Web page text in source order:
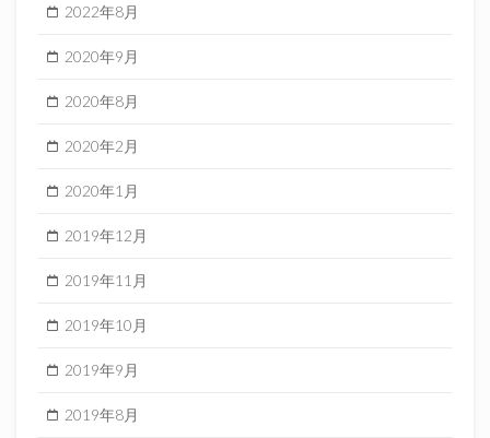
2022年8月
2020年9月
2020年8月
2020年2月
2020年1月
2019年12月
2019年11月
2019年10月
2019年9月
2019年8月